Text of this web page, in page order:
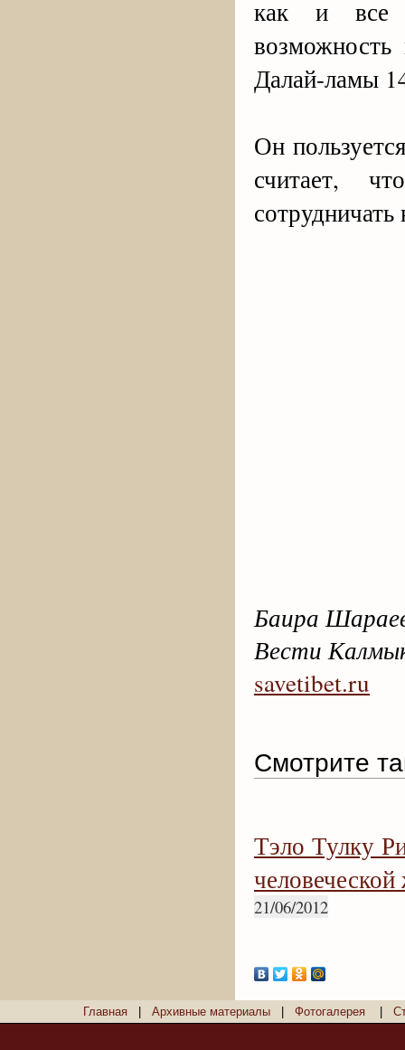
как и все
Далай-ламы
Он
считает,
Баира
Вести
savetibet.ru
Смотрите
Тэло Тулку
21/06/2012
Главная Архивные материалы Фотогалерея